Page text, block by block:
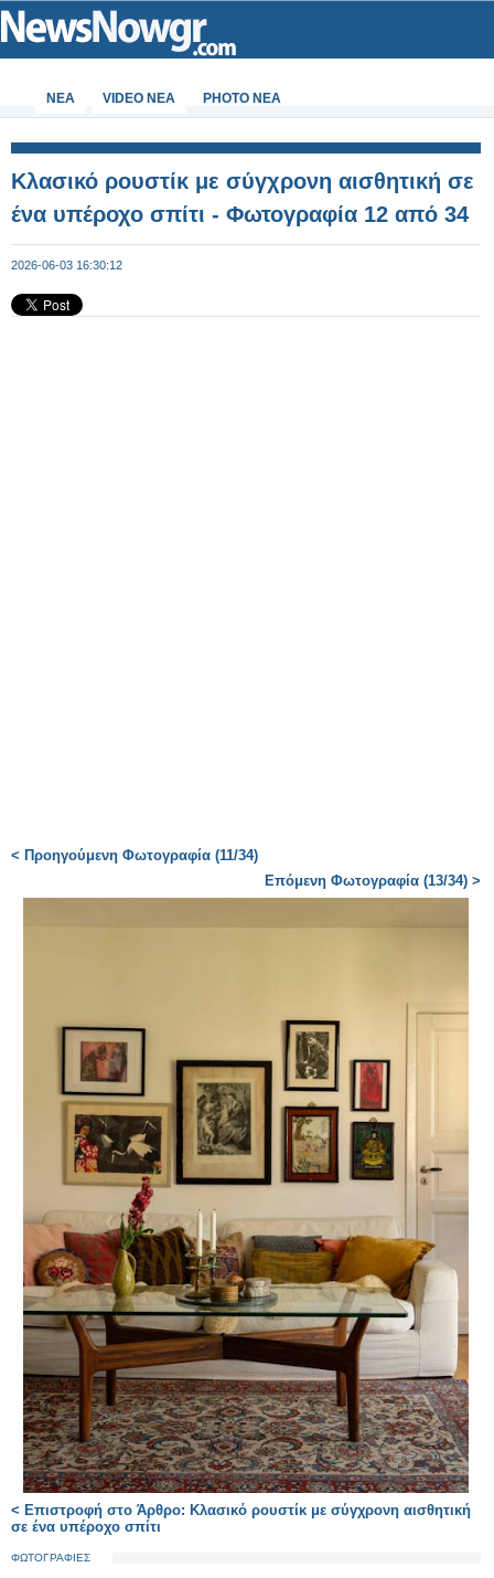
ΝΕΑ VIDEO NEA PHOTO NEA
Κλασικό ρουστίκ με σύγχρονη αισθητική σε
ένα υπέροχο σπίτι - Φωτογραφία 12 από 34
2026-06-03 16:30:12
< Προηγούμενη Φωτογραφία (11/34)
Επόμενη Φωτογραφία (13/34) >
< Επιστροφή στο Άρθρο: Κλασικό ρουστίκ με σύγχρονη αισθητική
σε ένα υπέροχο σπίτι
ΦΩΤΟΓΡΑΦΙΕΣ